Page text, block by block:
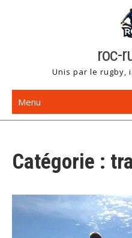
roc-
Unis par le rugby,
Menu
Catégorie :